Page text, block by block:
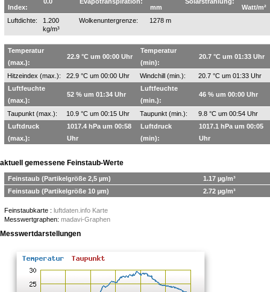
Index:
mm
Watt/m²
Luftdichte:
1.200
kg/m³
Wolkenuntergrenze: 1278 m
Temperatur
(max.):
22.9 °C um 00:00 Uhr
Temperatur
(min):
20.7 °C um 01:33 Uhr
Hitzeindex (max.): 22.9 °C um 00:00 Uhr Windchill (min.):
20.7 °C um 01:33 Uhr
Luftfeuchte
(max.):
52 % um 01:34 Uhr
Luftfeuchte
(min.):
46 % um 00:00 Uhr
Taupunkt (max.): 10.9 °C um 00:15 Uhr Taupunkt (min.):
9.8 °C um 00:54 Uhr
Luftdruck
(max.):
1017.4 hPa um 00:58
Uhr
Luftdruck
(min):
1017.1 hPa um 00:05
Uhr
aktuell gemessene Feinstaub-Werte
Feinstaub (Partikelgröße 2,5 µm)
1.17 µg/m³
Feinstaub (Partikelgröße 10 µm)
2.72 µg/m³
Feinstaubkarte : luftdaten.info Karte
Messwertgraphen: madavi-Graphen
Messwertdarstellungen